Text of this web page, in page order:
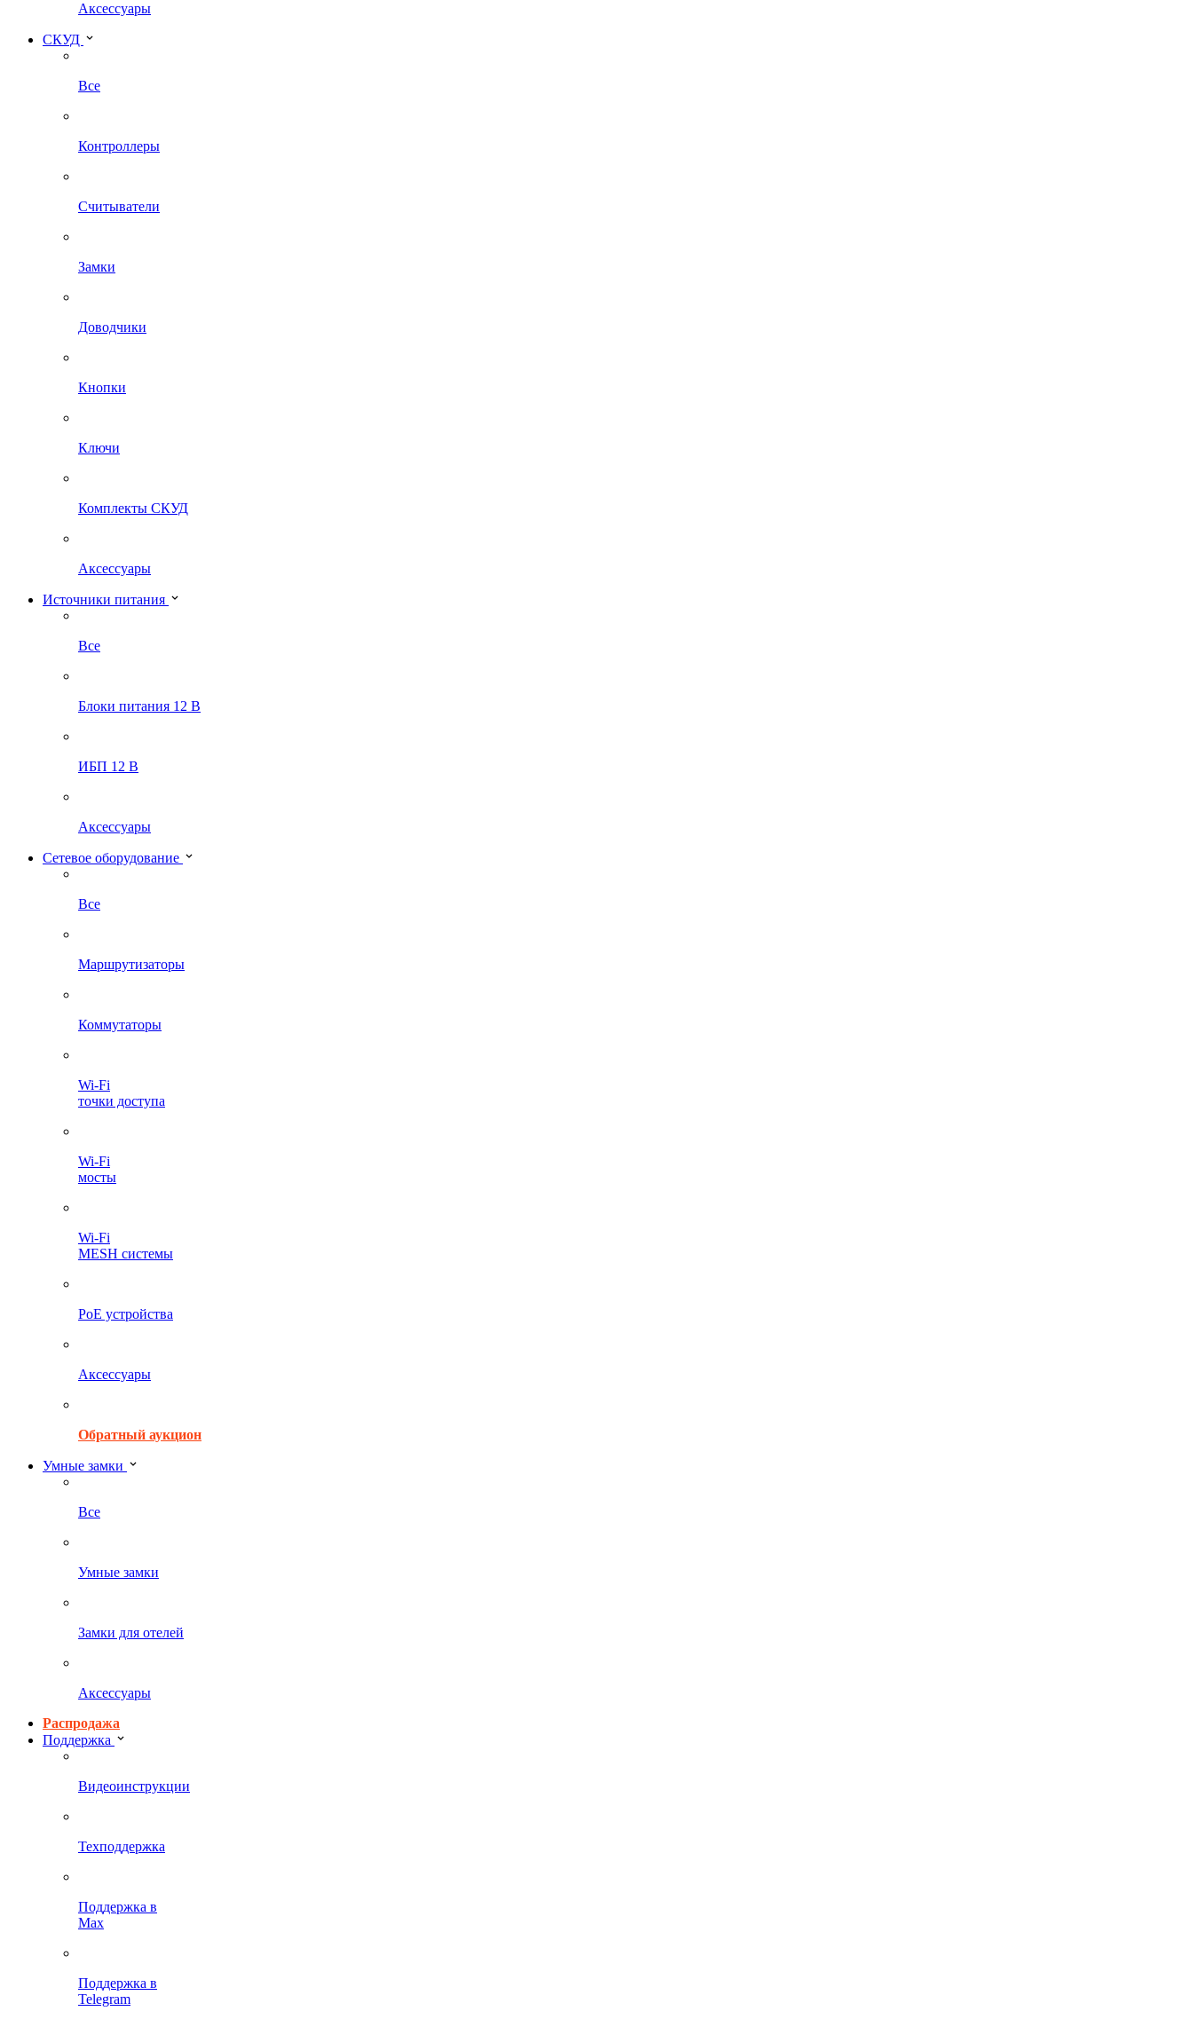
Аксессуары
СКУД
Все
Контроллеры
Считыватели
Замки
Доводчики
Кнопки
Ключи
Комплекты СКУД
Аксессуары
Источники питания
Все
Блоки питания 12 В
ИБП 12 В
Аксессуары
Сетевое оборудование
Все
Маршрутизаторы
Коммутаторы
Wi-Fi
точки доступа
Wi-Fi
мосты
Wi-Fi
MESH системы
PoE устройства
Аксессуары
Обратный аукцион
Умные замки
Все
Умные замки
Замки для отелей
Аксессуары
Распродажа
Поддержка
Видеоинструкции
Техподдержка
Поддержка в
Max
Поддержка в
Telegram